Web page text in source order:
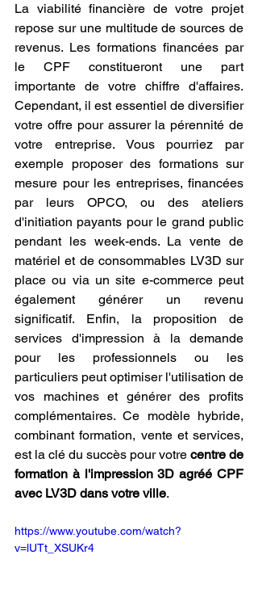
La viabilité financière de votre projet
repose sur une multitude de sources de
revenus. Les formations financées par
le CPF constitueront une part
importante de votre chiffre d'affaires.
Cependant, il est essentiel de diversifier
votre offre pour assurer la pérennité de
votre entreprise. Vous pourriez par
exemple proposer des formations sur
mesure pour les entreprises, financées
par leurs OPCO, ou des ateliers
d'initiation payants pour le grand public
pendant les week-ends. La vente de
matériel et de consommables LV3D sur
place ou via un site e-commerce peut
également générer un revenu
significatif. Enfin, la proposition de
services d'impression à la demande
pour les professionnels ou les
particuliers peut optimiser l'utilisation de
vos machines et générer des profits
complémentaires. Ce modèle hybride,
combinant formation, vente et services,
est la clé du succès pour votre centre de
formation à l'impression 3D agréé CPF
avec LV3D dans votre ville.
https://www.youtube.com/watch?
v=lUTt_XSUKr4